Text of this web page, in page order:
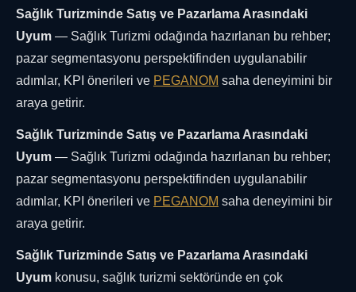
Sağlık Turizminde Satış ve Pazarlama Arasındaki
Uyum — Sağlık Turizmi odağında hazırlanan bu rehber;
pazar segmentasyonu perspektifinden uygulanabilir
adımlar, KPI önerileri ve PEGANOM saha deneyimini bir
araya getirir.
Sağlık Turizminde Satış ve Pazarlama Arasındaki
Uyum — Sağlık Turizmi odağında hazırlanan bu rehber;
pazar segmentasyonu perspektifinden uygulanabilir
adımlar, KPI önerileri ve PEGANOM saha deneyimini bir
araya getirir.
Sağlık Turizminde Satış ve Pazarlama Arasındaki
Uyum konusu, sağlık turizmi sektöründe en çok